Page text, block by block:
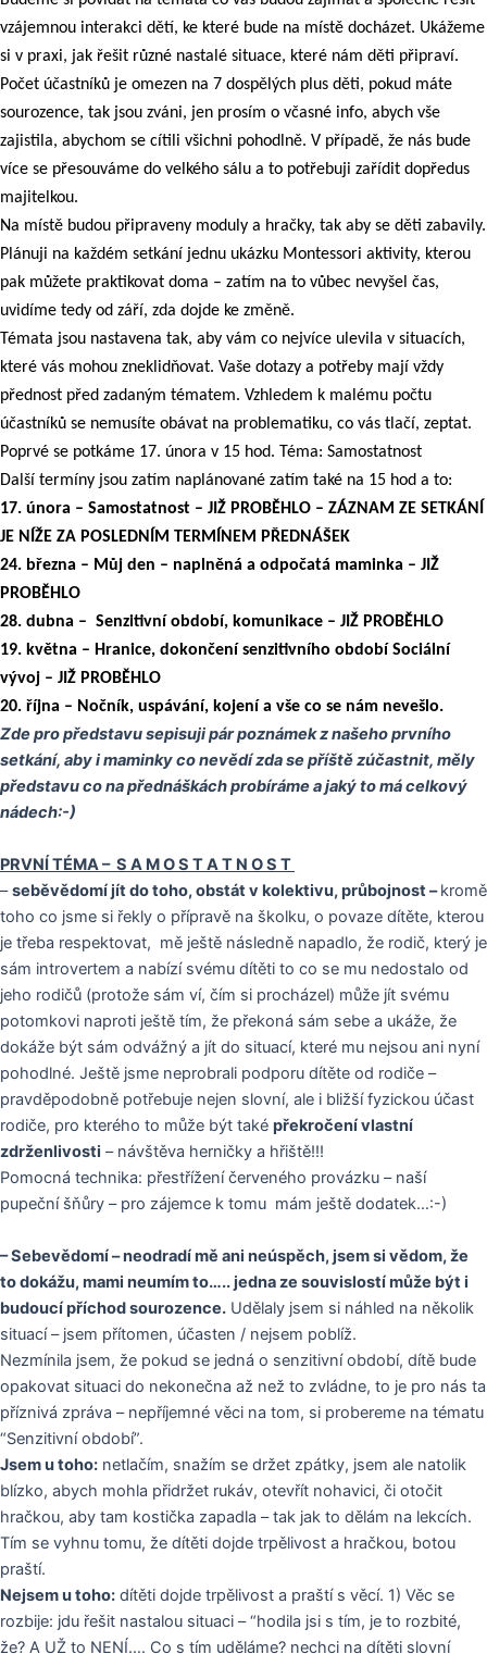
vzájemnou interakci dětí, ke které bude na místě docházet. Ukážeme
si v praxi, jak řešit různé nastalé situace, které nám děti připraví.
Počet účastníků je omezen na 7 dospělých plus děti, pokud máte
sourozence, tak jsou zváni, jen prosím o včasné info, abych vše
zajistila, abychom se cítili všichni pohodlně. V případě, že nás bude
více se přesouváme do velkého sálu a to potřebuji zařídit dopředus
majitelkou.
Na místě budou připraveny moduly a hračky, tak aby se děti zabavily.
Plánuji na každém setkání jednu ukázku Montessori aktivity, kterou
pak můžete praktikovat doma – zatím na to vůbec nevyšel čas,
uvidíme tedy od září, zda dojde ke změně.
Témata jsou nastavena tak, aby vám co nejvíce ulevila v situacích,
které vás mohou zneklidňovat. Vaše dotazy a potřeby mají vždy
přednost před zadaným tématem. Vzhledem k malému počtu
účastníků se nemusíte obávat na problematiku, co vás tlačí, zeptat.
Poprvé se potkáme 17. února v 15 hod. Téma: Samostatnost
Další termíny jsou zatím naplánované zatím také na 15 hod a to:
17. února – Samostatnost – JIŽ PROBĚHLO – ZÁZNAM ZE SETKÁNÍ
JE NÍŽE ZA POSLEDNÍM TERMÍNEM PŘEDNÁŠEK
24. března – Můj den – naplněná a odpočatá maminka – JIŽ
PROBĚHLO
28. dubna – Senzitivní období, komunikace – JIŽ PROBĚHLO
19. května – Hranice, dokončení senzitivního období Sociální
vývoj – JIŽ PROBĚHLO
20. října – Nočník, uspávání, kojení a vše co se nám nevešlo.
Zde pro představu sepisuji pár poznámek z našeho prvního
setkání, aby i maminky co nevědí zda se příště zúčastnit, měly
představu co na přednáškách probíráme a jaký to má celkový
nádech:-)
PRVNÍ TÉMA – S A M O S T A T N O S T
–seběvědomí jít do toho, obstát v kolektivu, průbojnost –kromě
toho co jsme si řekly o přípravě na školku, o povaze dítěte, kterou
je třeba respektovat, mě ještě následně napadlo, že rodič, který je
sám introvertem a nabízí svému dítěti to co se mu nedostalo od
jeho rodičů (protože sám ví, čím si procházel) může jít svému
potomkovi naproti ještě tím, že překoná sám sebe a ukáže, že
dokáže být sám odvážný a jít do situací, které mu nejsou ani nyní
pohodlné. Ještě jsme neprobrali podporu dítěte od rodiče –
pravděpodobně potřebuje nejen slovní, ale i bližší fyzickou účast
rodiče, pro kterého to může být také překročení vlastní
zdrženlivosti – návštěva herničky a hřiště!!!
Pomocná technika: přestřížení červeného provázku – naší
pupeční šňůry – pro zájemce k tomu mám ještě dodatek…:-)
– Sebevědomí – neodradí mě ani neúspěch, jsem si vědom, že
to dokážu, mami neumím to….. jedna ze souvislostí může být i
budoucí příchod sourozence. Udělaly jsem si náhled na několik
situací – jsem přítomen, účasten / nejsem poblíž.
Nezmínila jsem, že pokud se jedná o senzitivní období, dítě bude
opakovat situaci do nekonečna až než to zvládne, to je pro nás ta
příznivá zpráva – nepříjemné věci na tom, si probereme na tématu
“Senzitivní období”.
Jsem u toho: netlačím, snažím se držet zpátky, jsem ale natolik
blízko, abych mohla přidržet rukáv, otevřít nohavici, či otočit
hračkou, aby tam kostička zapadla – tak jak to dělám na lekcích.
Tím se vyhnu tomu, že dítěti dojde trpělivost a hračkou, botou
praští.
Nejsem u toho: dítěti dojde trpělivost a praští s věcí. 1) Věc se
rozbije: jdu řešit nastalou situaci – “hodila jsi s tím, je to rozbité,
že? A UŽ to NENÍ…. Co s tím uděláme? nechci na dítěti slovní